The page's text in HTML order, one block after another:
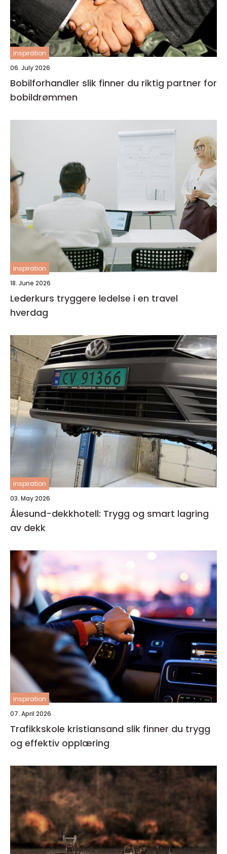
inspiration
06. July 2026
Bobilforhandler slik finner du riktig partner for
bobildrømmen
inspiration
18. June 2026
Lederkurs tryggere ledelse i en travel
hverdag
inspiration
03. May 2026
Ålesund-dekkhotell: Trygg og smart lagring
av dekk
inspiration
07. April 2026
Trafikkskole kristiansand slik finner du trygg
og effektiv opplæring